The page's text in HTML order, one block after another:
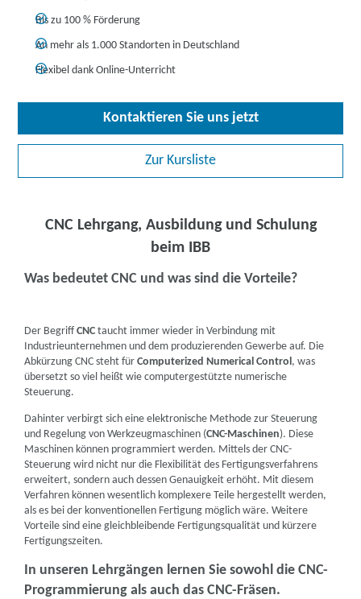
Bis zu 100 % Förderung
An mehr als 1.000 Standorten in Deutschland
Flexibel dank Online-Unterricht
Kontaktieren Sie uns jetzt
Zur Kursliste
CNC Lehrgang, Ausbildung und Schulung
beim IBB
Was bedeutet CNC und was sind die Vorteile?
Der BegriffCNCtaucht immer wieder in Verbindung mit
Industrieunternehmen und dem produzierenden Gewerbe auf. Die
Abkürzung CNC steht fürComputerized Numerical Control, was
übersetzt so viel heißt wie computergestützte numerische
Steuerung.
Dahinter verbirgt sich eine elektronische Methode zur Steuerung
und Regelung von Werkzeugmaschinen (CNC-Maschinen). Diese
Maschinen können programmiert werden. Mittels der CNC-
Steuerung wird nicht nur die Flexibilität des Fertigungsverfahrens
erweitert, sondern auch dessen Genauigkeit erhöht. Mit diesem
Verfahren können wesentlich komplexere Teile hergestellt werden,
als es bei der konventionellen Fertigung möglich wäre. Weitere
Vorteile sind eine gleichbleibende Fertigungsqualität und kürzere
Fertigungszeiten.
In unseren Lehrgängen lernen Sie sowohl die CNC-
Programmierung als auch das CNC-Fräsen.